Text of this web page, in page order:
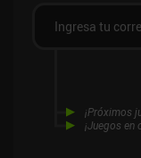
¡Próximos
¡Juegos en